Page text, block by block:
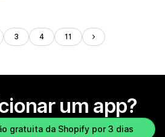
3 4 11
um app?
gratuita da Shopify por 3 dias